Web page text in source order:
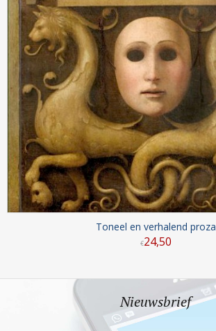
Toneel en verhalend proza
€24,50
Nieuwsbrief